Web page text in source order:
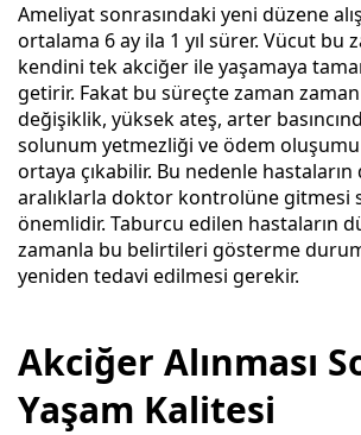
Ameliyat sonrasındaki yeni düzene
ortalama 6 ay ila 1 yıl sürer. Vücut bu
kendini tek akciğer ile yaşamaya
getirir. Fakat bu süreçte zaman zaman
değişiklik, yüksek ateş, arter
solunum yetmezliği ve ödem
ortaya çıkabilir. Bu nedenle hastaların
aralıklarla doktor kontrolüne gitmesi
önemlidir. Taburcu edilen hastaların
zamanla bu belirtileri gösterme
yeniden tedavi edilmesi gerekir.
Akciğer Alınması
Yaşam Kalitesi